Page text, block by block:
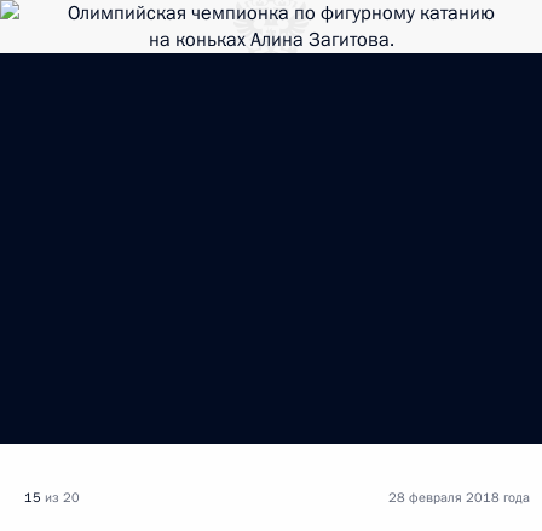
15 из 20 28 февраля 2018 года